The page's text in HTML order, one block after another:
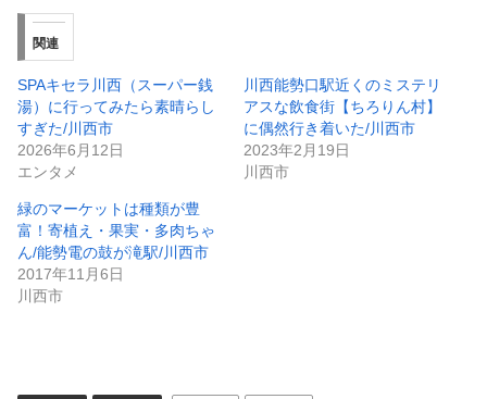
関連
SPAキセラ川西（スーパー銭
湯）に行ってみたら素晴らし
すぎた/川西市
2026年6月12日
エンタメ
川西能勢口駅近くのミステリ
アスな飲食街【ちろりん村】
に偶然行き着いた/川西市
2023年2月19日
川西市
緑のマーケットは種類が豊
富！寄植え・果実・多肉ちゃ
ん/能勢電の鼓が滝駅/川西市
2017年11月6日
川西市